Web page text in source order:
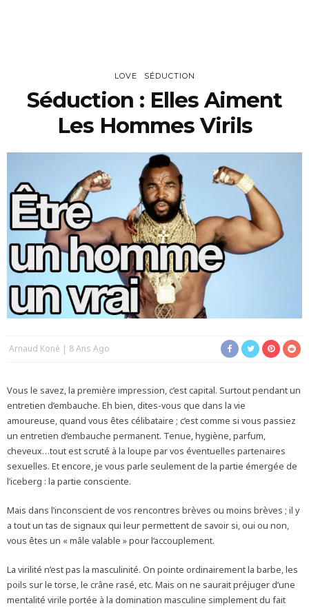
LOVE SÉDUCTION
Séduction : Elles Aiment
Les Hommes Virils
Arnaud Koné 8 Ans Ago
Vous le savez, la première impression, c’est capital. Surtout pendant un
entretien d’embauche. Eh bien, dites-vous que dans la vie
amoureuse, quand vous êtes célibataire ; c’est comme si vous passiez
un entretien d’embauche permanent. Tenue, hygiène, parfum,
cheveux…tout est scruté à la loupe par vos éventuelles partenaires
sexuelles. Et encore, je vous parle seulement de la partie émergée de
l’iceberg : la partie consciente.
Mais dans l’inconscient de vos rencontres brèves ou moins brèves ; il y
a tout un tas de signaux qui leur permettent de savoir si, oui ou non,
vous êtes un « mâle valable » pour l’accouplement.
La virilité n’est pas la masculinité. On pointe ordinairement la barbe, les
poils sur le torse, le crâne rasé, etc. Mais on ne saurait préjuger d’une
mentalité virile portée à la domination masculine simplement du fait